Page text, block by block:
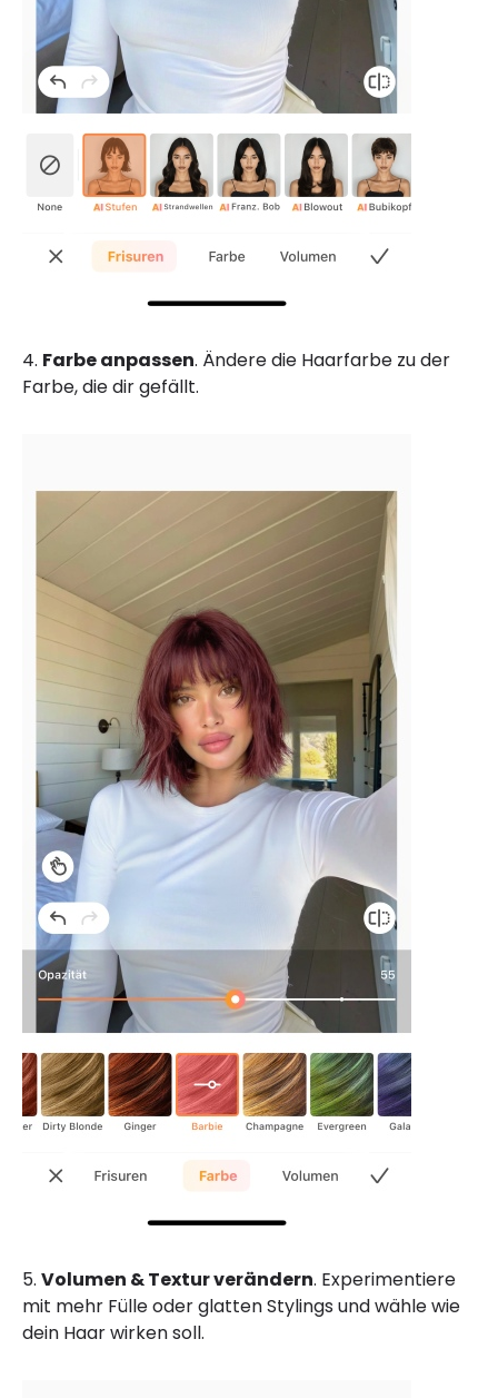
4. Farbe anpassen. Ändere die Haarfarbe zu der
Farbe, die dir gefällt.
5. Volumen & Textur verändern. Experimentiere
mit mehr Fülle oder glatten Stylings und wähle wie
dein Haar wirken soll.